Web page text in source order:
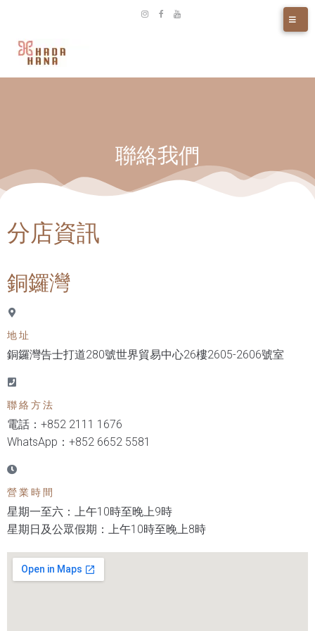
聯絡我們
分店資訊
銅鑼灣
地址
銅鑼灣告士打道280號世界貿易中心26樓2605-2606號室
聯絡方法
電話：+852 2111 1676
WhatsApp：+852 6652 5581
營業時間
星期一至六：上午10時至晚上9時
星期日及公眾假期：上午10時至晚上8時